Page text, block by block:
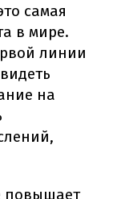
самая
в мире.
линии
на
повышает